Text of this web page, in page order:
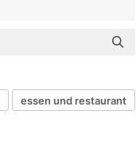
essen und restaurant